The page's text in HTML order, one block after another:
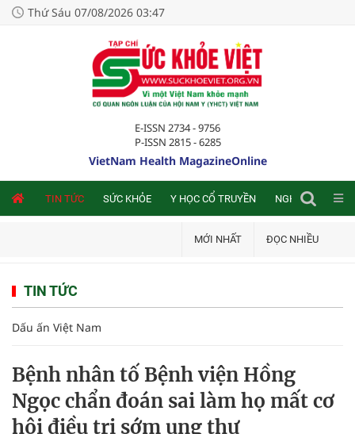
Thứ Sáu 07/08/2026 03:47
E-ISSN 2734 - 9756
P-ISSN 2815 - 6285
VietNam Health MagazineOnline
TIN TỨC SỨC KHỎE Y HỌC CỔ TRUYỀN NGHIÊN CỨU
MỚI NHẤT ĐỌC NHIỀU
TIN TỨC
Dấu ấn Việt Nam
Bệnh nhân tố Bệnh viện Hồng
Ngọc chẩn đoán sai làm họ mất cơ
hội điều trị sớm ung thư